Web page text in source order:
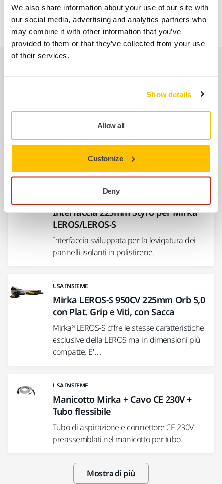
We also share information about your use of our site with
our social media, advertising and analytics partners who
may combine it with other information that you’ve
provided to them or that they’ve collected from your use
of their services.
Show details
Allow all
Customize
Deny
40, 60, 80 per adattarsi ai diversi tipi di polistirene.
Platorello 225mm Grip Styro per
Mirka LEROS/LEROS-S
In combinazione con gli altri prodotti del
225mm è…
Interfaccia 225mm Styro per Mirka
LEROS/LEROS-S
Interfaccia sviluppata per la levigatura dei
pannelli isolanti in polistirene.
USA INSIEME
Mirka LEROS-S 950CV 225mm Orb 5,0
con Plat. Grip e Viti, con Sacca
Mirka® LEROS-S offre le stesse caratteristiche
esclusive della LEROS ma in dimensioni più
compatte. E'…
USA INSIEME
Manicotto Mirka + Cavo CE 230V +
Tubo flessibile
Tubo di aspirazione e connettore CE 230V
preassemblati nel manicotto per tubo.
Mostra di più